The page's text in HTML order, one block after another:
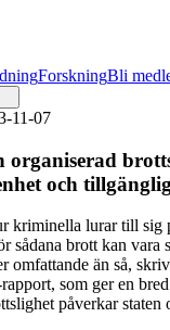
ForskningBli
11-07
organiserad
och
kriminella lurar till sig
sådana brott kan vara
omfattande än så,
som ger en
påverkar staten